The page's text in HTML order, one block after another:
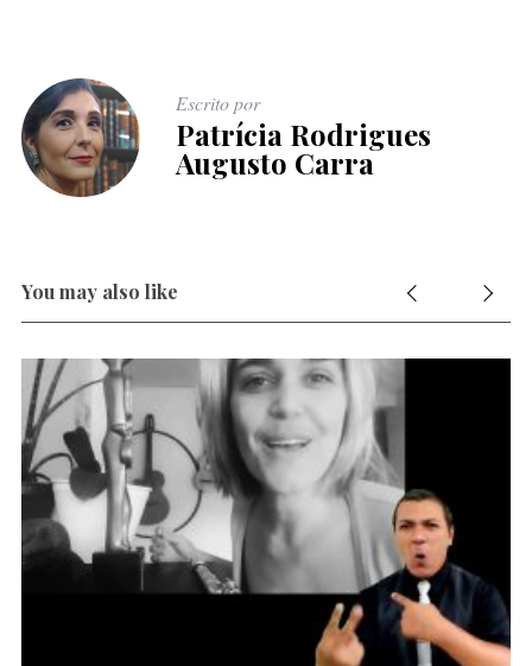
Escrito por
Patrícia Rodrigues
Augusto Carra
You may also like